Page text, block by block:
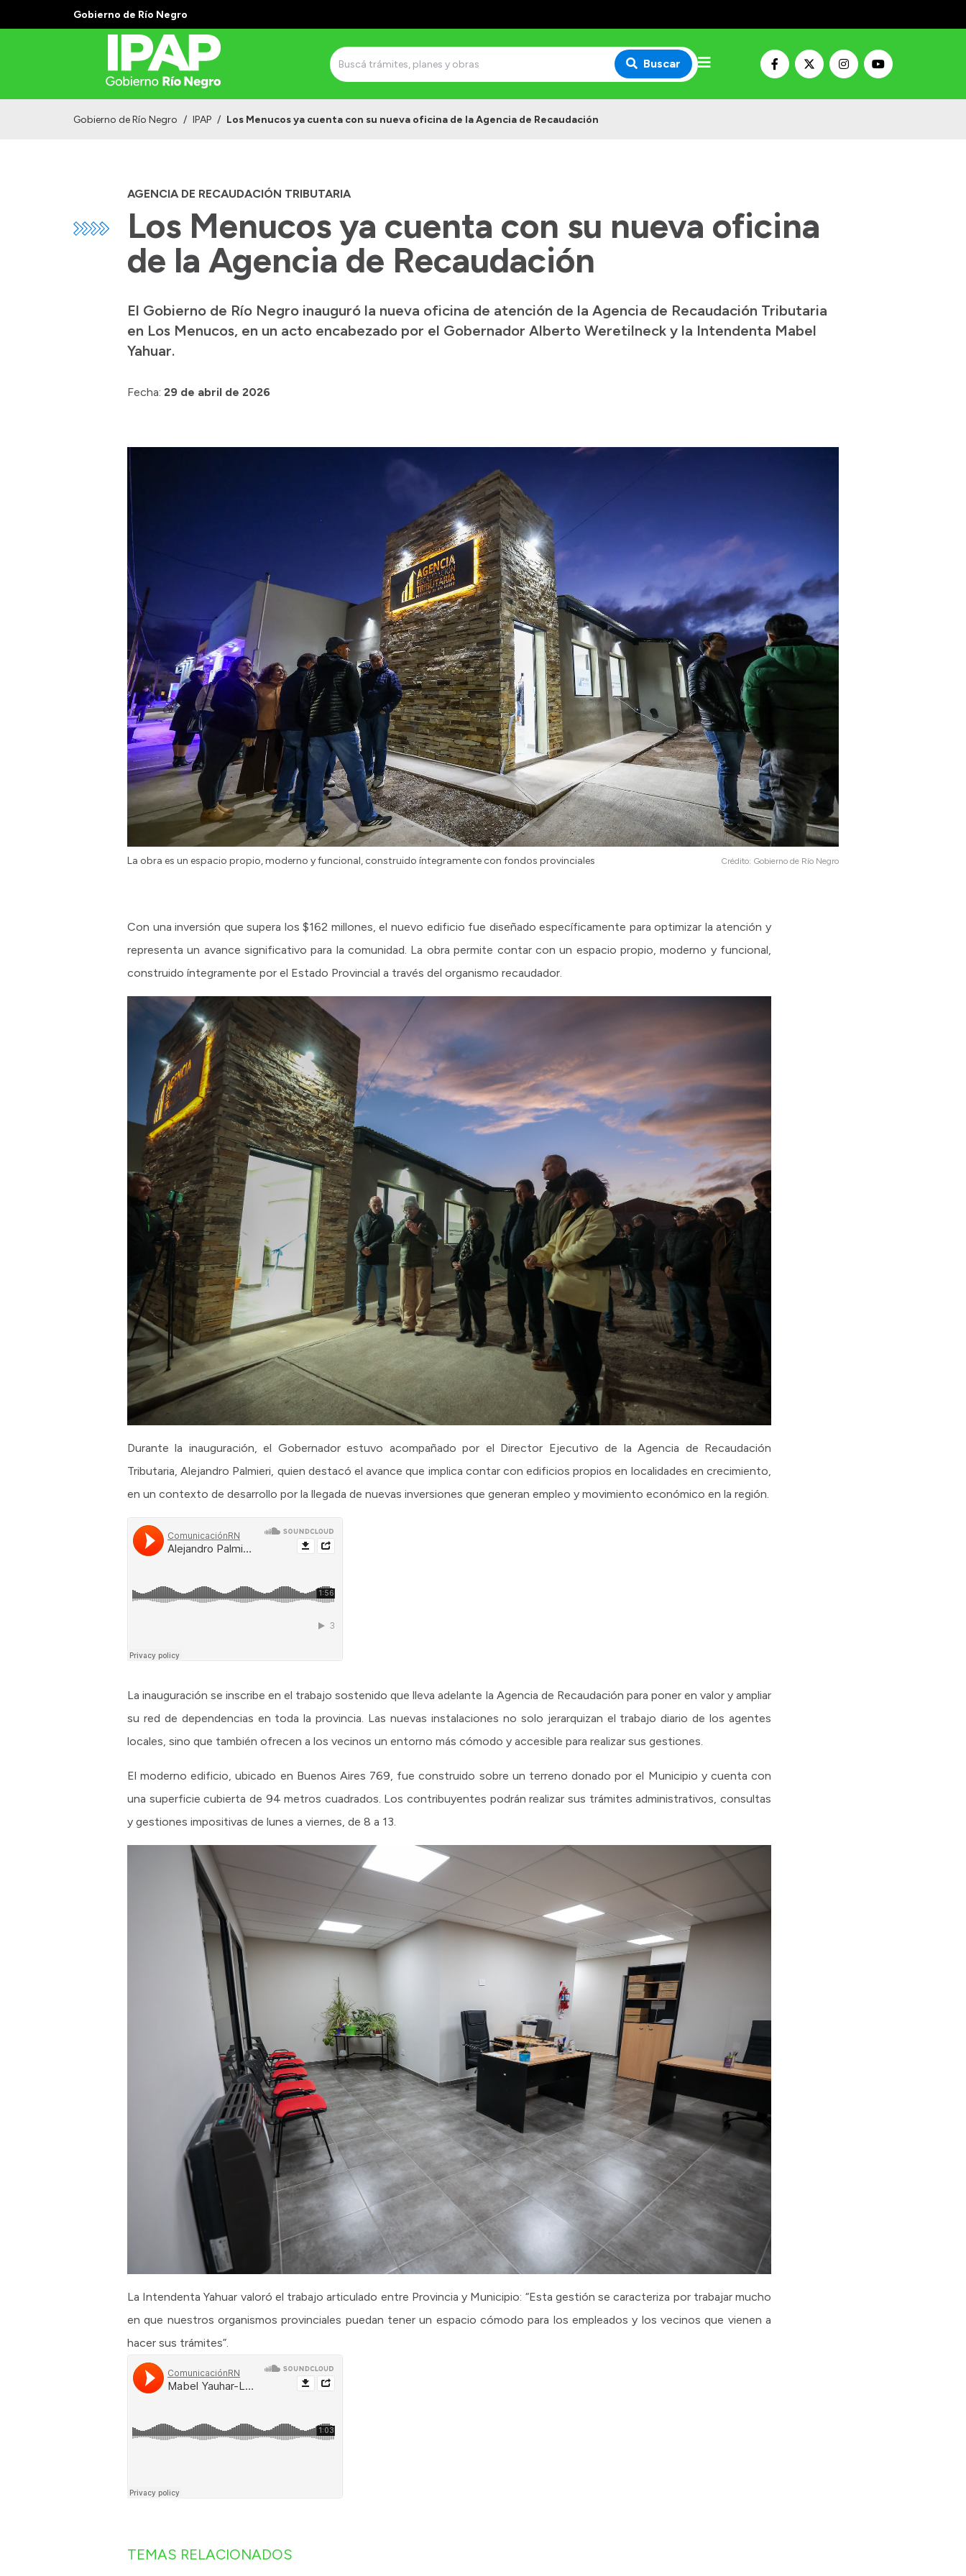
Gobierno de Río Negro
Buscar
Gobierno de Río Negro / IPAP / Los Menucos ya cuenta con su nueva oficina de la Agencia de Recaudación
AGENCIA DE RECAUDACIÓN TRIBUTARIA
Los Menucos ya cuenta con su nueva oficina
de la Agencia de Recaudación
El Gobierno de Río Negro inauguró la nueva oficina de atención de la Agencia de Recaudación Tributaria
en Los Menucos, en un acto encabezado por el Gobernador Alberto Weretilneck y la Intendenta Mabel
Yahuar.
Fecha: 29 de abril de 2026
La obra es un espacio propio, moderno y funcional, construido íntegramente con fondos provinciales Crédito: Gobierno de Río Negro
Con una inversión que supera los $162 millones, el nuevo edificio fue diseñado específicamente para optimizar la atención y
representa un avance significativo para la comunidad. La obra permite contar con un espacio propio, moderno y funcional,
construido íntegramente por el Estado Provincial a través del organismo recaudador.
Durante la inauguración, el Gobernador estuvo acompañado por el Director Ejecutivo de la Agencia de Recaudación
Tributaria, Alejandro Palmieri, quien destacó el avance que implica contar con edificios propios en localidades en crecimiento,
en un contexto de desarrollo por la llegada de nuevas inversiones que generan empleo y movimiento económico en la región.
La inauguración se inscribe en el trabajo sostenido que lleva adelante la Agencia de Recaudación para poner en valor y ampliar
su red de dependencias en toda la provincia. Las nuevas instalaciones no solo jerarquizan el trabajo diario de los agentes
locales, sino que también ofrecen a los vecinos un entorno más cómodo y accesible para realizar sus gestiones.
El moderno edificio, ubicado en Buenos Aires 769, fue construido sobre un terreno donado por el Municipio y cuenta con
una superficie cubierta de 94 metros cuadrados. Los contribuyentes podrán realizar sus trámites administrativos, consultas
y gestiones impositivas de lunes a viernes, de 8 a 13.
La Intendenta Yahuar valoró el trabajo articulado entre Provincia y Municipio: “Esta gestión se caracteriza por trabajar mucho
en que nuestros organismos provinciales puedan tener un espacio cómodo para los empleados y los vecinos que vienen a
hacer sus trámites”.
TEMAS RELACIONADOS